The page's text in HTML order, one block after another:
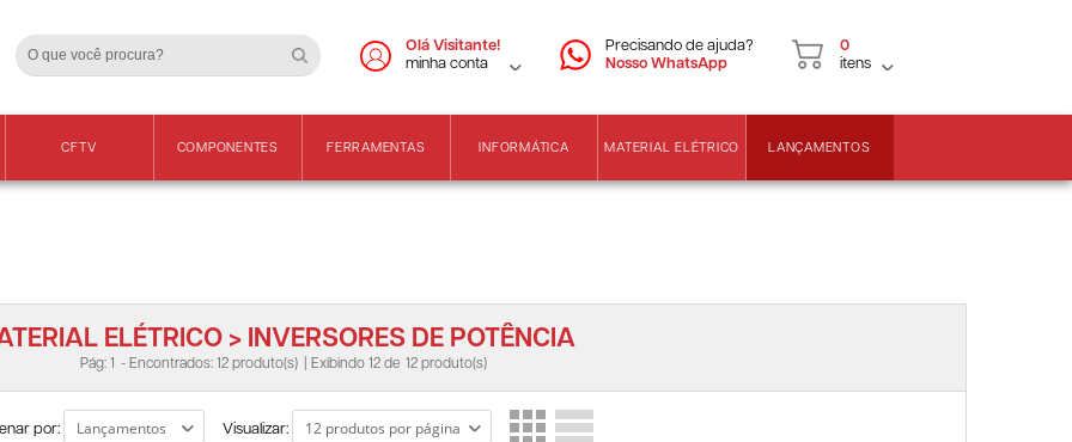
Olá Visitante!
minha conta
Precisando de ajuda?
Nosso WhatsApp
0
itens
CFTV COMPONENTES FERRAMENTAS INFORMÁTICA MATERIAL ELÉTRICO LANÇAMENTOS
ELÉTRICO > INVERSORES DE POTÊNCIA
Pág: 1 - Encontrados: 12 produto(s) | Exibindo 12 de 12 produto(s)
por: Visualizar: